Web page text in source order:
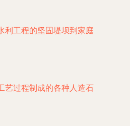
利工程的坚固堤坝到家庭
艺过程制成的各种人造石